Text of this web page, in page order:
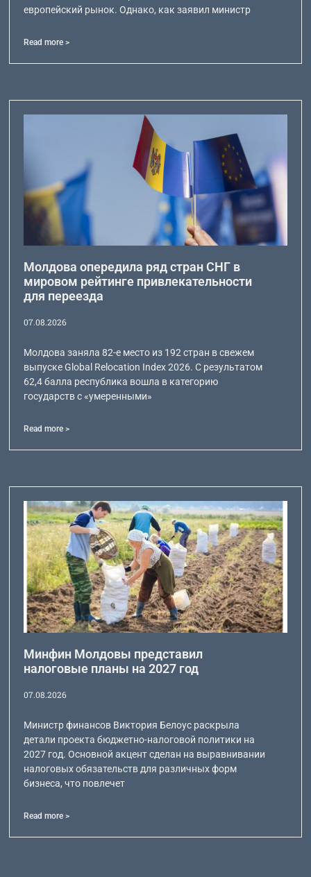
европейский рынок. Однако, как заявил министр
Read more >
Молдова опередила ряд стран СНГ в
мировом рейтинге привлекательности
для переезда
07.08.2026
Молдова заняла 82-е место из 192 стран в свежем
выпуске Global Relocation Index 2026. С результатом
62,4 балла республика вошла в категорию
государств с «умеренными»
Read more >
Минфин Молдовы представил
налоговые планы на 2027 год
07.08.2026
Министр финансов Виктория Белоус раскрыла
детали проекта бюджетно-налоговой политики на
2027 год. Основной акцент сделан на выравнивании
налоговых обязательств для различных форм
бизнеса, что повлечет
Read more >